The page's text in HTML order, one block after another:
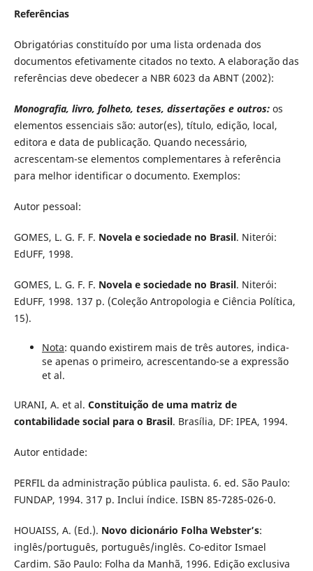
Referências
Obrigatórias constituído por uma lista ordenada dos
documentos efetivamente citados no texto. A elaboração das
referências deve obedecer a NBR 6023 da ABNT (2002):
Monografia, livro, folheto, teses, dissertações e outros: os
elementos essenciais são: autor(es), título, edição, local,
editora e data de publicação. Quando necessário,
acrescentam-se elementos complementares à referência
para melhor identificar o documento. Exemplos:
Autor pessoal:
GOMES, L. G. F. F. Novela e sociedade no Brasil. Niterói:
EdUFF, 1998.
GOMES, L. G. F. F. Novela e sociedade no Brasil. Niterói:
EdUFF, 1998. 137 p. (Coleção Antropologia e Ciência Política,
15).
Nota: quando existirem mais de três autores, indica-
se apenas o primeiro, acrescentando-se a expressão
et al.
URANI, A. et al. Constituição de uma matriz de
contabilidade social para o Brasil. Brasília, DF: IPEA, 1994.
Autor entidade:
PERFIL da administração pública paulista. 6. ed. São Paulo:
FUNDAP, 1994. 317 p. Inclui índice. ISBN 85-7285-026-0.
HOUAISS, A. (Ed.). Novo dicionário Folha Webster’s:
inglês/português, português/inglês. Co-editor Ismael
Cardim. São Paulo: Folha da Manhã, 1996. Edição exclusiva